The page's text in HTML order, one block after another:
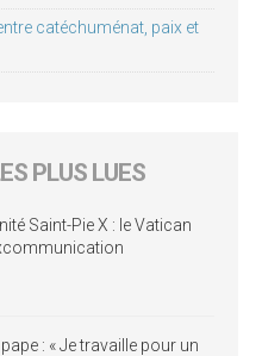
catéchuménat, paix et
PLUS LUES
Saint-Pie X : le Vatican
: « Je travaille pour un